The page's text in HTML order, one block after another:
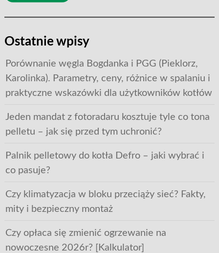
Ostatnie wpisy
Porównanie węgla Bogdanka i PGG (Pieklorz,
Karolinka). Parametry, ceny, różnice w spalaniu i
praktyczne wskazówki dla użytkowników kotłów
Jeden mandat z fotoradaru kosztuje tyle co tona
pelletu – jak się przed tym uchronić?
Palnik pelletowy do kotła Defro – jaki wybrać i
co pasuje?
Czy klimatyzacja w bloku przeciąży sieć? Fakty,
mity i bezpieczny montaż
Czy opłaca się zmienić ogrzewanie na
nowoczesne 2026r? [Kalkulator]